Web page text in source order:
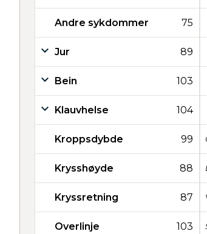
Andre sykdommer 75
Jur 89
Bein 103
Klauvhelse 104
Kroppsdybde 99
Krysshøyde 88
Kryssretning 87
Overlinje 103